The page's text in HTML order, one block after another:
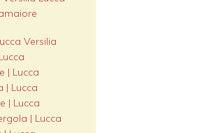
Versilia
| Lucca
| Lucca
| Lucca
| Lucca